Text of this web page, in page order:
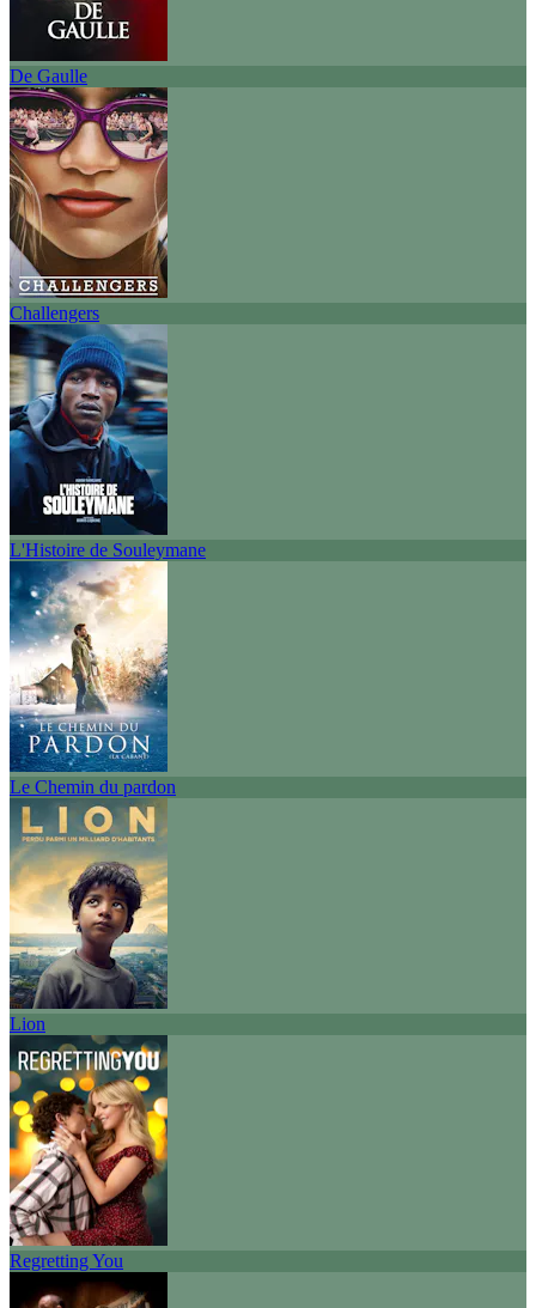
De Gaulle
Challengers
L'Histoire de Souleymane
Le Chemin du pardon
Lion
Regretting You